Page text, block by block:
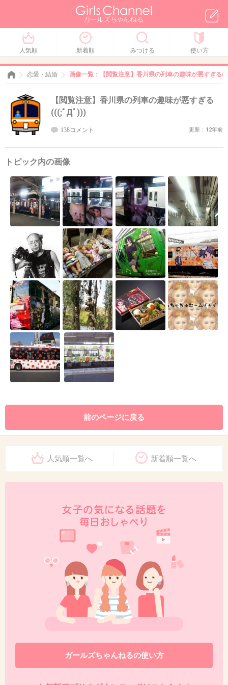
人気順 新着順 みつける 使い方
恋愛・結婚 画像一覧：【閲覧注意】香川県の列車の趣味が悪すぎる
【閲覧注意】香川県の列車の趣味が悪すぎる
(((;ﾟДﾟ)))
138コメント 更新：12年前
トピック内の画像
前のページに戻る
人気順一覧へ 新着順一覧へ
ガールズちゃんねるの使い方